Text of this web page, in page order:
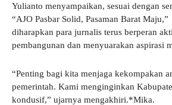
Yulianto menyampaikan, sesuai dengan
“AJO Pasbar Solid, Pasaman Barat Maju,”
diharapkan para jurnalis terus berperan
pembangunan dan menyuarakan aspirasi
“Penting bagi kita menjaga kekompakan
pemerintah. Kami menginginkan
kondusif,” ujarnya mengakhiri.*Mika.